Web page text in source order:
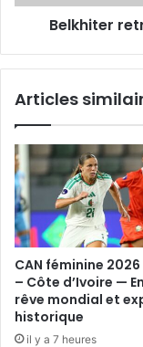
Belkhiter
Articles
CAN féminine
– Côte d’Ivoire —
rêve mondial et
historique
il y a 7 heures